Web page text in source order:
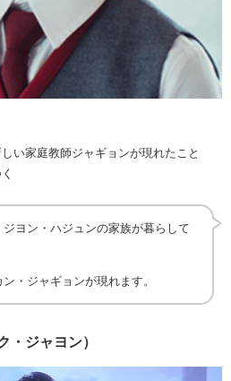
い家庭教師ジャギョンが現れたこと
ジヨン・ハジュンの家族が暮らして
・ジャギョンが現れます。
・ジャヨン）